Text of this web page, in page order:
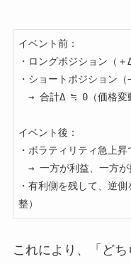
イベント前：
・ロングポジション（＋Δ
・ショートポジション（
→ 合計Δ ≒ 0（価格変
イベント後：
・ボラティリティ急上
→ 一方が利益、一方が
・有利側を残して、逆
これにより、「ど